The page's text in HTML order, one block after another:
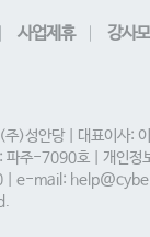
사업제휴 강사
)성안당 | 대표이사:
주-7090호 | 개인정
| e-mail: